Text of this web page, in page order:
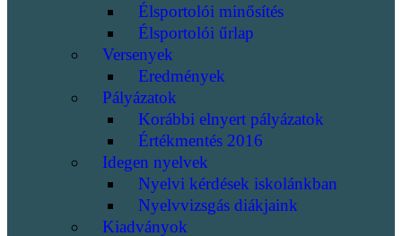
Élsportolói minősítés
Élsportolói űrlap
Versenyek
Eredmények
Pályázatok
Korábbi elnyert pályázatok
Értékmentés 2016
Idegen nyelvek
Nyelvi kérdések iskolánkban
Nyelvvizsgás diákjaink
Kiadványok